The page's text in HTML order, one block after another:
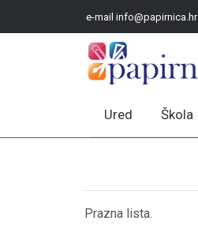
e-mail info@papirnica.hr
Ured Škola
Prazna lista.